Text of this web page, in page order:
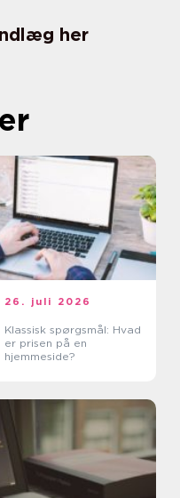
her
26. juli 2026
Klassisk spørgsmål: Hvad
er prisen på en
hjemmeside?